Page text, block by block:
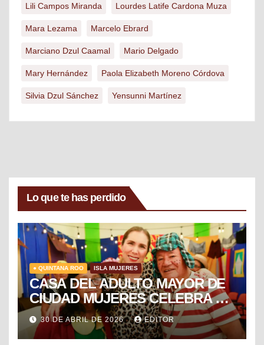
Lili Campos Miranda Lourdes Latife Cardona Muza
Mara Lezama Marcelo Ebrard
Marciano Dzul Caamal Mario Delgado
Mary Hernández Paola Elizabeth Moreno Córdova
Silvia Dzul Sánchez Yensunni Martínez
Lo que te has perdido
● QUINTANA ROO ISLA MUJERES
CASA DEL ADULTO MAYOR DE
CIUDAD MUJERES CELEBRA EL
DÍA DEL NIÑO Y LA NIÑA CON
PUESTA EN ESCENA DE LA
30 DE ABRIL DE 2026 EDITOR